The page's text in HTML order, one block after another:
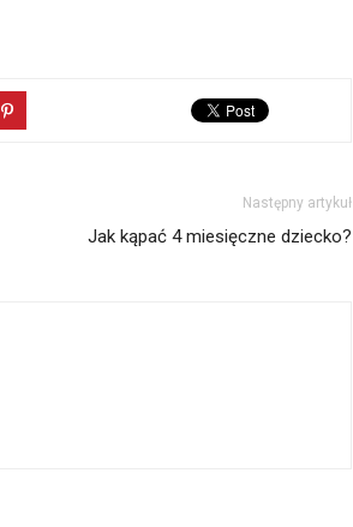
Następny artykuł
Jak kąpać 4 miesięczne dziecko?